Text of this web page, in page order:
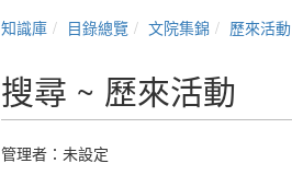
知識庫 目錄總覽 文院集錦 歷來活動
搜尋 ~ 歷來活動
管理者：未設定